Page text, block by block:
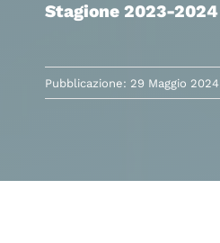
Stagione 2023-2024
Pubblicazione: 29 Maggio 2024